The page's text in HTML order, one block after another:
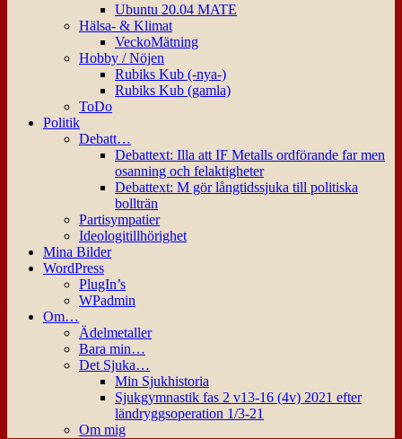
Ubuntu 20.04 MATE
Hälsa- & Klimat
VeckoMätning
Hobby / Nöjen
Rubiks Kub (-nya-)
Rubiks Kub (gamla)
ToDo
Politik
Debatt…
Debattext: Illa att IF Metalls ordförande far men
osanning och felaktigheter
Debattext: M gör långtidssjuka till politiska
bollträn
Partisympatier
Ideologitillhörighet
Mina Bilder
WordPress
PlugIn’s
WPadmin
Om…
Ädelmetaller
Bara min…
Det Sjuka…
Min Sjukhistoria
Sjukgymnastik fas 2 v13-16 (4v) 2021 efter
ländryggsoperation 1/3-21
Om mig